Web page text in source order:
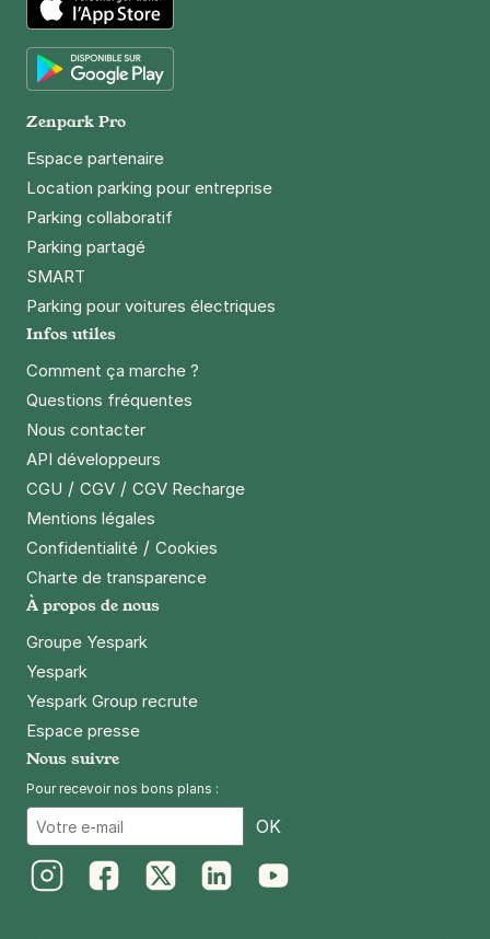
App Store
Zenpark Pro
Espace partenaire
Location parking pour entreprise
Parking collaboratif
Parking partagé
SMART
Parking pour voitures électriques
Infos utiles
Comment ça marche ?
Questions fréquentes
Nous contacter
API développeurs
CGU / CGV / CGV Recharge
Mentions légales
Confidentialité / Cookies
Charte de transparence
À propos de nous
Groupe Yespark
Yespark
Yespark Group recrute
Espace presse
Nous suivre
Pour recevoir nos bons plans :
OK